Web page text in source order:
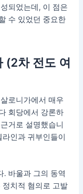
되었는데, 이 점은
수 있었던 중요한
(2차 전도 여
로니가에서 매우
회당에서 강론하
거로 설명했습니
인과 귀부인들이
. 바울과 그의 동역
정치적 혐의로 고발